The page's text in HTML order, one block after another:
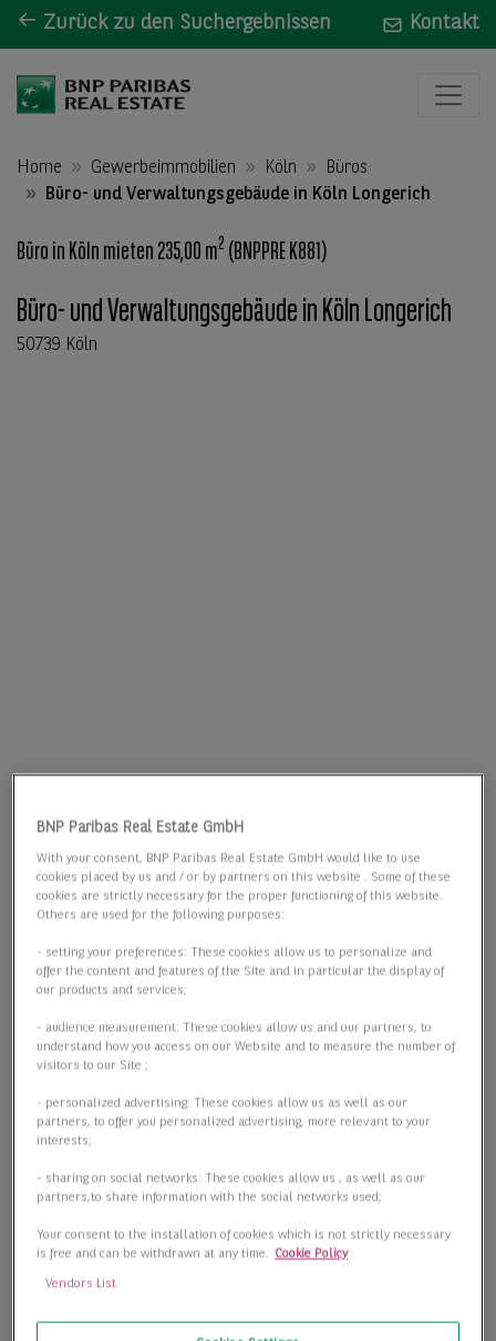
Zurück zu den Suchergebnissen Kontakt
Home Gewerbeimmobilien Köln
Büros
Büro- und Verwaltungsgebäude in Köln Longerich
Büro in Köln mieten 235,00 m2 (BNPPRE K881)
Büro- und Verwaltungsgebäude in Köln Longerich
50739 Köln
BNP Paribas Real Estate GmbH
With your consent, BNP Paribas Real Estate GmbH would like to use
cookies placed by us and / or by partners on this website . Some of these
cookies are strictly necessary for the proper functioning of this website.
Others are used for the following purposes:
- setting your preferences: These cookies allow us to personalize and
offer the content and features of the Site and in particular the display of
our products and services;
- audience measurement: These cookies allow us and our partners, to
understand how you access on our Website and to measure the number of
visitors to our Site ;
- personalized advertising: These cookies allow us as well as our
partners, to offer you personalized advertising, more relevant to your
interests;
- sharing on social networks: These cookies allow us , as well as our
partners,to share information with the social networks used;
Your consent to the installation of cookies which is not strictly necessary
is free and can be withdrawn at any time. Cookie Policy
Vendors List